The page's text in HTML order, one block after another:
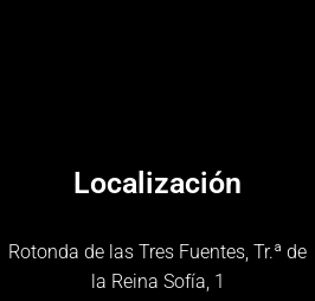
Localización
Rotonda de las Tres Fuentes, Tr.ª de
la Reina Sofía, 1